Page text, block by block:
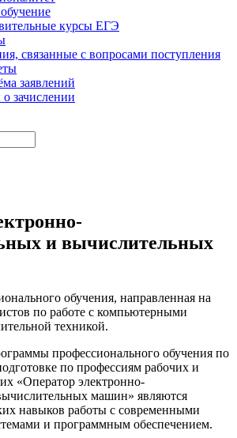
курсы ЕГЭ
связанные с вопросами поступления
заявлений
зачислении
и вычислительных
обучения, направленная на
по работе с компьютерными
техникой.
профессионального обучения по
по профессиям рабочих и
«Оператор электронно-
машин» являются
навыков работы с современными
и программным обеспечением.